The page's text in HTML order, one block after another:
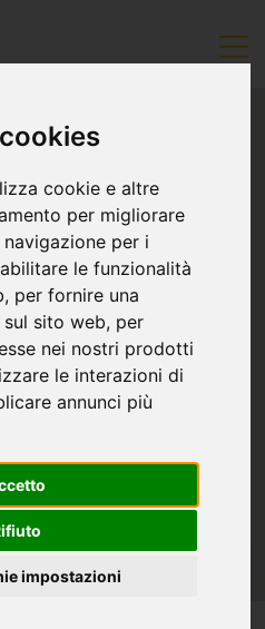
cookie e altre
per migliorare
per i
le funzionalità
, per fornire una
sito web, per
nei nostri prodotti
le interazioni di
annunci più
impostazioni